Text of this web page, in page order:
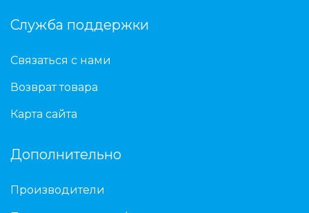
Служба поддержки
Связаться с нами
Возврат товара
Карта сайта
Дополнительно
Производители